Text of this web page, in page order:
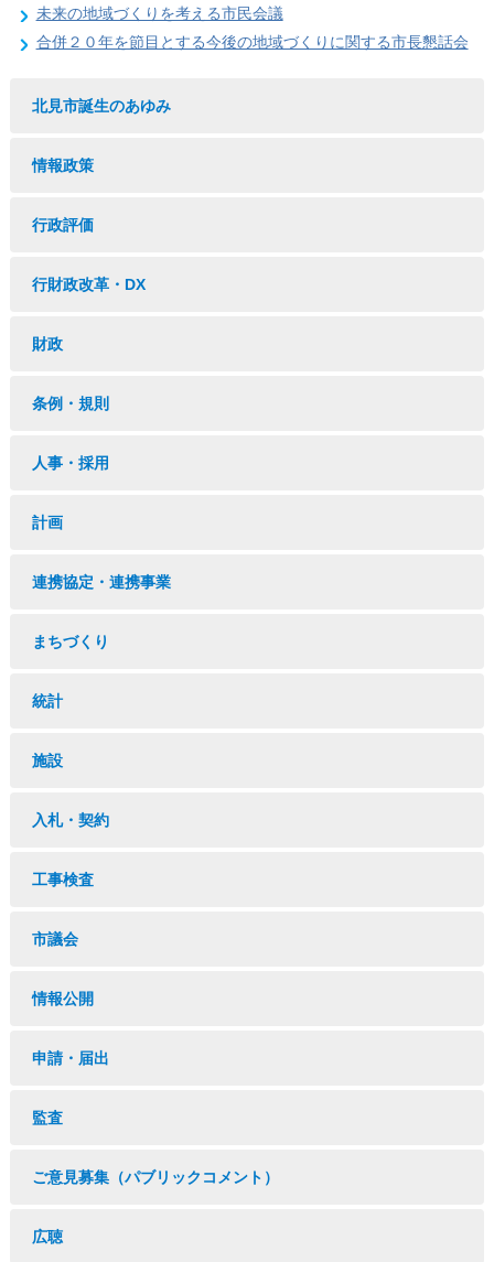
未来の地域づくりを考える市民会議
合併２０年を節目とする今後の地域づくりに関する市長懇話会
北見市誕生のあゆみ
情報政策
行政評価
行財政改革・DX
財政
条例・規則
人事・採用
計画
連携協定・連携事業
まちづくり
統計
施設
入札・契約
工事検査
市議会
情報公開
申請・届出
監査
ご意見募集（パブリックコメント）
広聴